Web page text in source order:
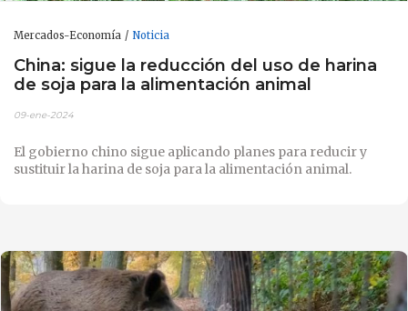
Mercados-Economía Noticia
China: sigue la reducción del uso de harina
de soja para la alimentación animal
09-ene-2024
El gobierno chino sigue aplicando planes para reducir y
sustituir la harina de soja para la alimentación animal.